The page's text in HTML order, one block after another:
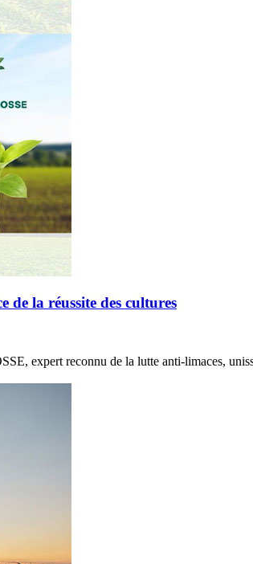
la réussite des cultures
expert reconnu de la lutte anti-limaces,